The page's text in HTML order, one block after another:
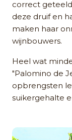
correct
deze druif en
maken haar
wijnbouwers.
Heel wat
"Palomino de
opbrengsten
suikergehalte